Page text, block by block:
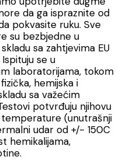
da ga ispraznite od
pokvasite ruku. Sve
su bezbjedne u
sa zahtjevima EU
se u
laboratorijama, tokom
hemijska i
sa važećim
potvrđuju njihovu
(unutrašnji
udar od +/- 150C
hemikalijama,